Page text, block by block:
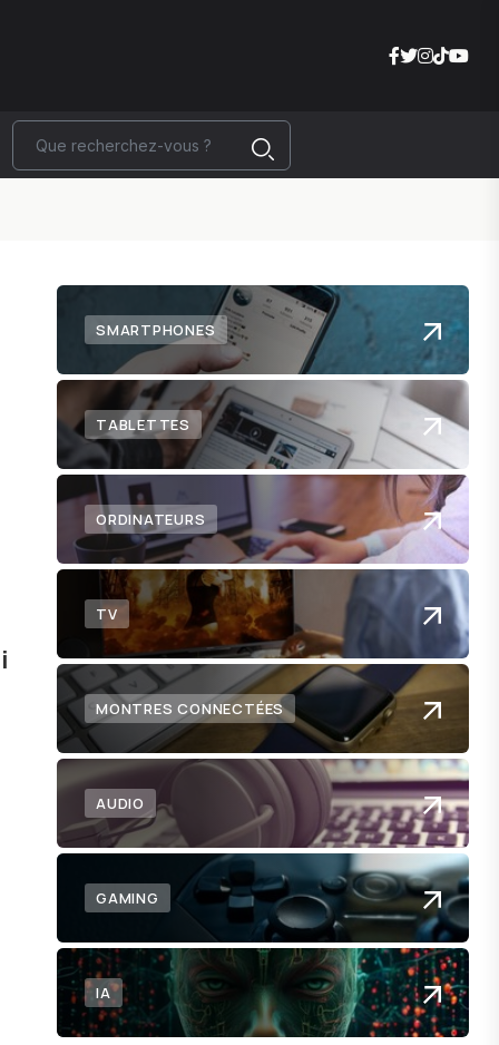
SMARTPHONES
TABLETTES
ORDINATEURS
TV
MONTRES CONNECTÉES
AUDIO
GAMING
IA